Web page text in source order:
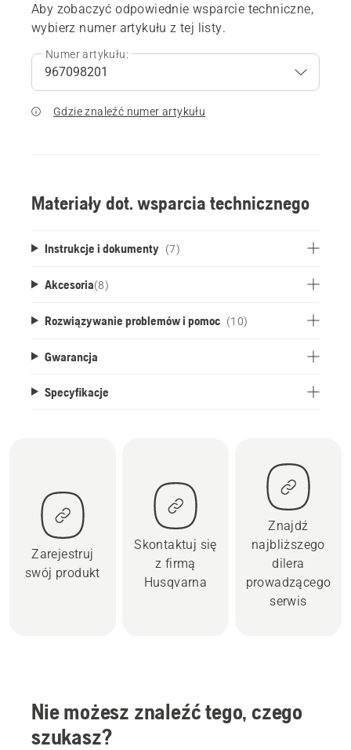
Aby zobaczyć odpowiednie wsparcie techniczne,
wybierz numer artykułu z tej listy.
Numer artykułu:
Gdzie znaleźć numer artykułu
Materiały dot. wsparcia technicznego
Instrukcje i dokumenty (7)
Akcesoria(8)
Rozwiązywanie problemów i pomoc (10)
Gwarancja
Specyfikacje
Zarejestruj
swój produkt
Skontaktuj się
z firmą
Husqvarna
Znajdź
najbliższego
dilera
prowadzącego
serwis
Nie możesz znaleźć tego, czego
szukasz?